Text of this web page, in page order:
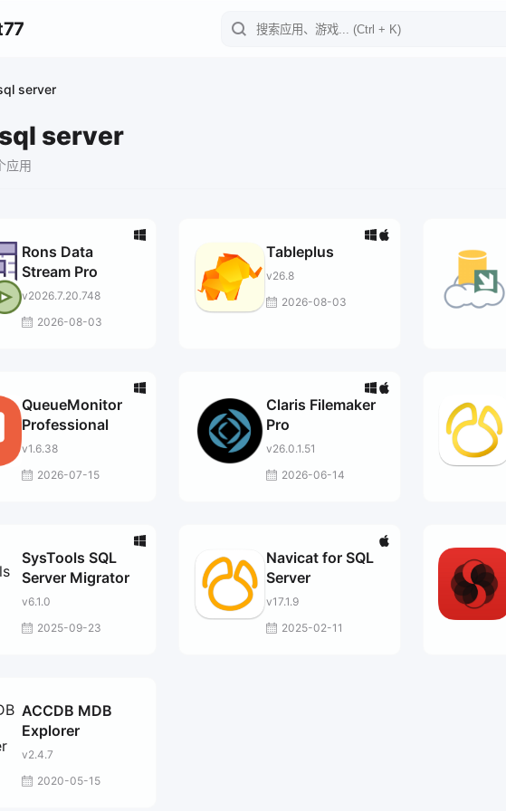
server
server
应用
Rons Data
Stream Pro
v2026.7.20.748
2026-08-03
Tableplus
v26.8
2026-08-03
QueueMonitor
Professional
v1.6.38
2026-07-15
Claris Filemaker
Pro
v26.0.1.51
2026-06-14
SysTools SQL
Server Migrator
v6.1.0
2025-09-23
Navicat for SQL
Server
v17.1.9
2025-02-11
ACCDB MDB
Explorer
v2.4.7
2020-05-15